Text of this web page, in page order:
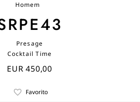
Homem
Presage
Cocktail Time
EUR 450,00
Favorito